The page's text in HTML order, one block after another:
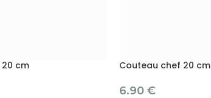
cm Couteau chef 20 cm
6.90 €